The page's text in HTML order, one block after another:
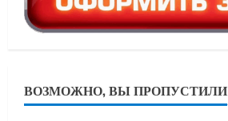
ВОЗМОЖНО, ВЫ ПРОПУСТИЛИ